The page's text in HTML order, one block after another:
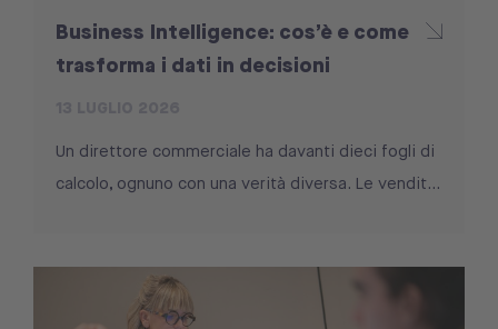
Business Intelligence: cos’è e come
trasforma i dati in decisioni
Un direttore commerciale ha davanti dieci fogli di
calcolo, ognuno con una verità diversa. Le vendit...